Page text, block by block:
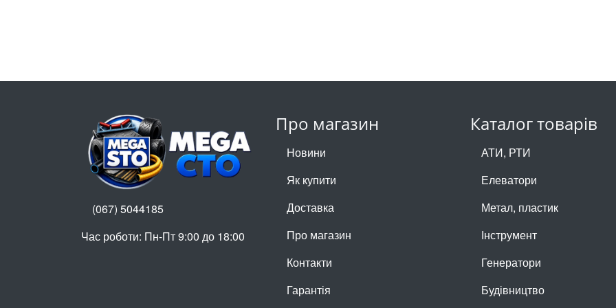
Про магазин
Новини
Як купити
Доставка
Про магазин
Контакти
Гарантія
Каталог товарів
АТИ, РТИ
Елеватори
Метал, пластик
Інструмент
Генератори
Будівництво
(067) 5044185
Час роботи: Пн-Пт 9:00 до 18:00